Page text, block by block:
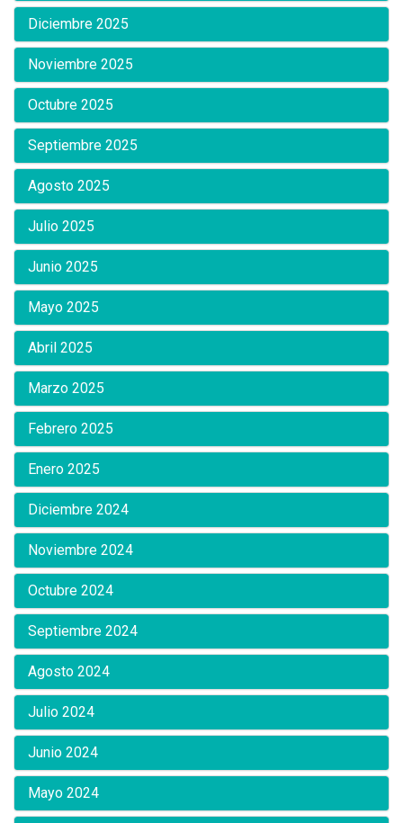
Diciembre 2025
Noviembre 2025
Octubre 2025
Septiembre 2025
Agosto 2025
Julio 2025
Junio 2025
Mayo 2025
Abril 2025
Marzo 2025
Febrero 2025
Enero 2025
Diciembre 2024
Noviembre 2024
Octubre 2024
Septiembre 2024
Agosto 2024
Julio 2024
Junio 2024
Mayo 2024